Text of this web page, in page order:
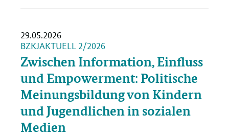
29.05.2026
BZKJAKTUELL 2/2026
Zwischen Information, Einfluss
und Empowerment: Politische
Meinungsbildung von Kindern
und Jugendlichen in sozialen
Medien